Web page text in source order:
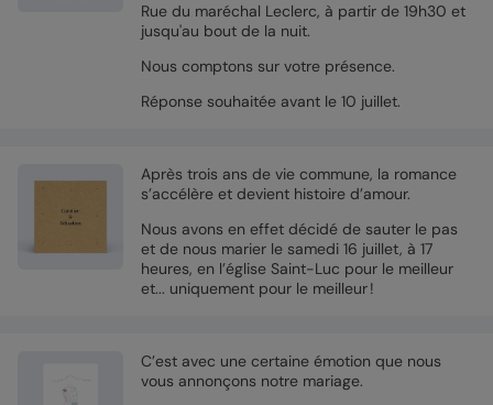
Rue du maréchal Leclerc, à partir de 19h30 et
jusqu'au bout de la nuit.
Nous comptons sur votre présence.
Réponse souhaitée avant le 10 juillet.
Après trois ans de vie commune, la romance
s’accélère et devient histoire d’amour.
Nous avons en effet décidé de sauter le pas
et de nous marier le samedi 16 juillet, à 17
heures, en l’église Saint-Luc pour le meilleur
et... uniquement pour le meilleur !
C’est avec une certaine émotion que nous
vous annonçons notre mariage.